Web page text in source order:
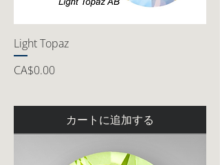
Light Topaz
価格
CA$0.00
カートに追加する